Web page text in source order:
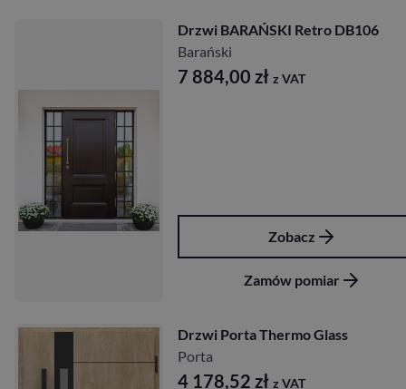
Drzwi BARAŃSKI Retro DB106
Barański
7 884,00 zł z VAT
Zobacz
Zamów pomiar
Drzwi Porta Thermo Glass
Porta
4 178,52 zł z VAT